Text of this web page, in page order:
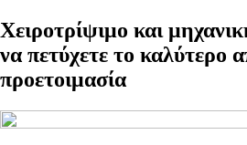
Χειροτρίψιμο και
να πετύχετε το καλύτερο
προετοιμασία